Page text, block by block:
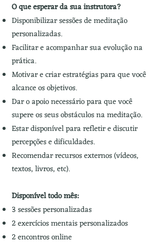
O que esperar da sua instrutora?
Disponibilizar sessões de meditação
personalizadas.
Facilitar e acompanhar sua evolução na
prática.
Motivar e criar estratégias para que você
alcance os objetivos.
Dar o apoio necessário para que você
supere os seus obstáculos na meditação.
Estar disponível para refletir e discutir
percepções e dificuldades.
Recomendar recursos externos (vídeos,
textos, livros, etc).
Disponível todo mês:
3 sessões personalizadas
2 exercícios mentais personalizados
2 encontros online